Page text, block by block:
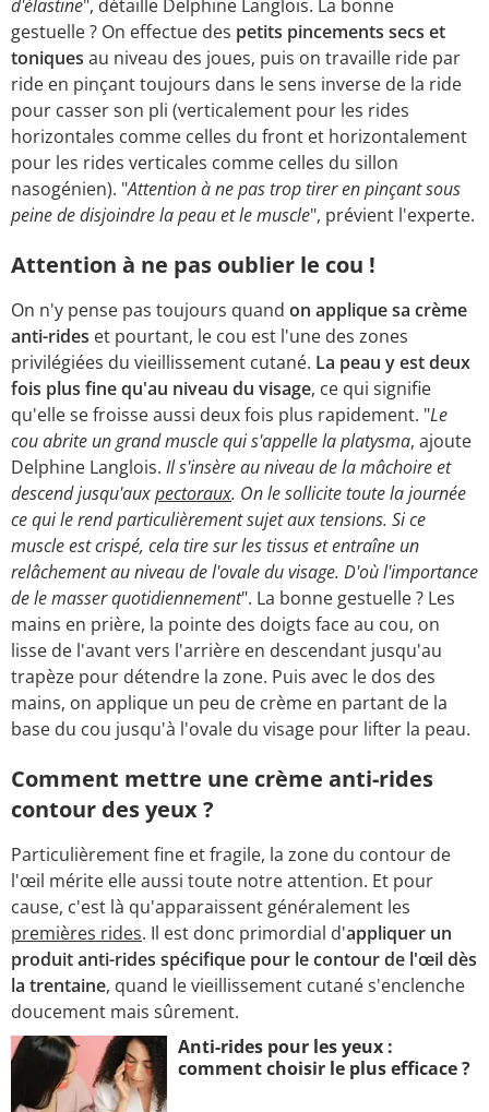
d'élastine", détaille Delphine Langlois. La bonne
gestuelle ? On effectue des petits pincements secs et
toniques au niveau des joues, puis on travaille ride par
ride en pinçant toujours dans le sens inverse de la ride
pour casser son pli (verticalement pour les rides
horizontales comme celles du front et horizontalement
pour les rides verticales comme celles du sillon
nasogénien). "Attention à ne pas trop tirer en pinçant sous
peine de disjoindre la peau et le muscle", prévient l'experte.
Attention à ne pas oublier le cou !
On n'y pense pas toujours quand on applique sa crème
anti-rides et pourtant, le cou est l'une des zones
privilégiées du vieillissement cutané. La peau y est deux
fois plus fine qu'au niveau du visage, ce qui signifie
qu'elle se froisse aussi deux fois plus rapidement. "Le
cou abrite un grand muscle qui s'appelle la platysma, ajoute
Delphine Langlois. Il s'insère au niveau de la mâchoire et
descend jusqu'auxpectoraux. On le sollicite toute la journée
ce qui le rend particulièrement sujet aux tensions. Si ce
muscle est crispé, cela tire sur les tissus et entraîne un
relâchement au niveau de l'ovale du visage. D'où l'importance
de le masser quotidiennement". La bonne gestuelle ? Les
mains en prière, la pointe des doigts face au cou, on
lisse de l'avant vers l'arrière en descendant jusqu'au
trapèze pour détendre la zone. Puis avec le dos des
mains, on applique un peu de crème en partant de la
base du cou jusqu'à l'ovale du visage pour lifter la peau.
Comment mettre une crème anti-rides
contour des yeux ?
Particulièrement fine et fragile, la zone du contour de
l'œil mérite elle aussi toute notre attention. Et pour
cause, c'est là qu'apparaissent généralement les
premières rides. Il est donc primordial d'appliquer un
produit anti-rides spécifique pour le contour de l'œil dès
la trentaine, quand le vieillissement cutané s'enclenche
doucement mais sûrement.
Anti-rides pour les yeux :
comment choisir le plus efficace ?